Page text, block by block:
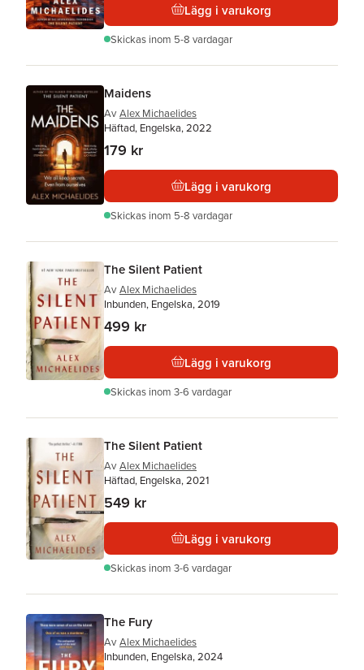
Lägg i varukorg
Skickas inom 5-8 vardagar
Maidens
Av Alex Michaelides
Häftad, Engelska, 2022
179 kr
Lägg i varukorg
Skickas inom 5-8 vardagar
The Silent Patient
Av Alex Michaelides
Inbunden, Engelska, 2019
499 kr
Lägg i varukorg
Skickas inom 3-6 vardagar
The Silent Patient
Av Alex Michaelides
Häftad, Engelska, 2021
549 kr
Lägg i varukorg
Skickas inom 3-6 vardagar
The Fury
Av Alex Michaelides
Inbunden, Engelska, 2024